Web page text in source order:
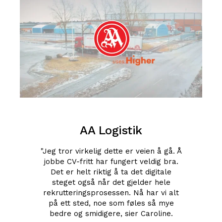
AA Logistik
"Jeg tror virkelig dette er veien å gå. Å
jobbe CV-fritt har fungert veldig bra.
Det er helt riktig å ta det digitale
steget også når det gjelder hele
rekrutteringsprosessen. Nå har vi alt
på ett sted, noe som føles så mye
bedre og smidigere, sier Caroline.